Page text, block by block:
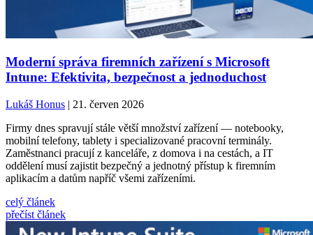
Moderní správa firemních zařízení s Microsoft
Intune: Efektivita, bezpečnost a jednoduchost
Lukáš Honus | 21. červen 2026
Firmy dnes spravují stále větší množství zařízení — notebooky,
mobilní telefony, tablety i specializované pracovní terminály.
Zaměstnanci pracují z kanceláře, z domova i na cestách, a IT
oddělení musí zajistit bezpečný a jednotný přístup k firemním
aplikacím a datům napříč všemi zařízeními.
celý článek
přečíst článek